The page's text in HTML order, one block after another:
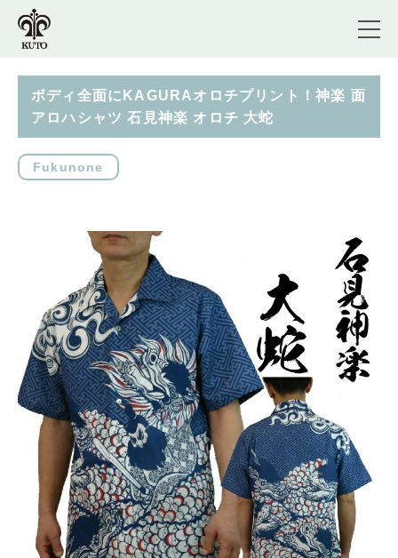
ボディ全面にKAGURAオロチプリント！神楽 面
アロハシャツ 石見神楽 オロチ 大蛇
Fukunone